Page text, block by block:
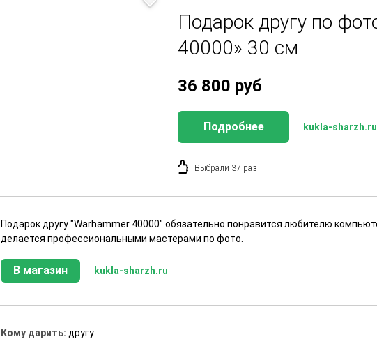
Подарок другу по
40000» 30 см
36 800 руб
Подробнее kukla-sharzh.ru
Выбрали 37 раз
Подарок другу "Warhammer 40000" обязательно понравится любителю
делается профессиональными мастерами по фото.
В магазин kukla-sharzh.ru
Кому дарить:другу